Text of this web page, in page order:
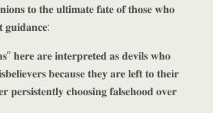
𝐭𝐨 𝐭𝐡𝐞 𝐮𝐥𝐭𝐢𝐦𝐚𝐭𝐞 𝐟𝐚𝐭𝐞 𝐨𝐟 𝐭𝐡𝐨𝐬𝐞 𝐰𝐡𝐨
𝐠𝐮𝐢𝐝𝐚𝐧𝐜𝐞:
𝐡𝐞𝐫𝐞 𝐚𝐫𝐞 𝐢𝐧𝐭𝐞𝐫𝐩𝐫𝐞𝐭𝐞𝐝 𝐚𝐬 𝐝𝐞𝐯𝐢𝐥𝐬 𝐰𝐡𝐨
𝐛𝐞𝐜𝐚𝐮𝐬𝐞 𝐭𝐡𝐞𝐲 𝐚𝐫𝐞 𝐥𝐞𝐟𝐭 𝐭𝐨 𝐭𝐡𝐞𝐢𝐫
𝐩𝐞𝐫𝐬𝐢𝐬𝐭𝐞𝐧𝐭𝐥𝐲 𝐜𝐡𝐨𝐨𝐬𝐢𝐧𝐠 𝐟𝐚𝐥𝐬𝐞𝐡𝐨𝐨𝐝 𝐨𝐯𝐞𝐫